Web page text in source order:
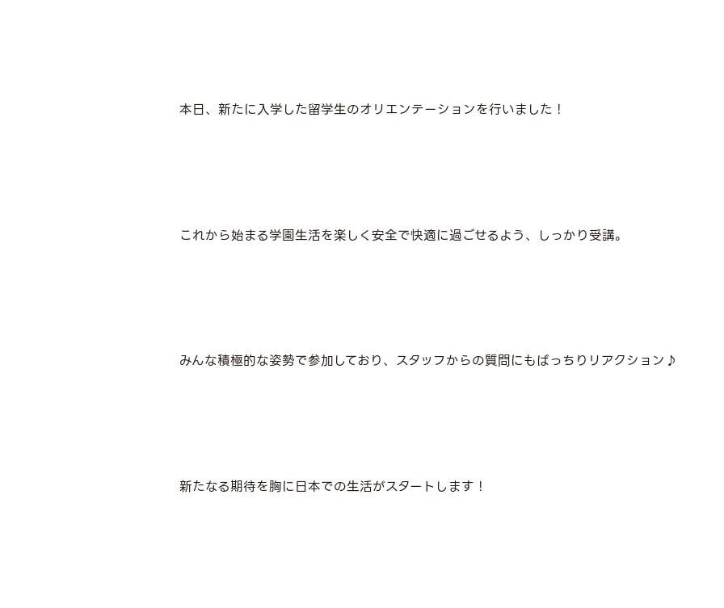
本日、新たに入学した留学生のオリエンテーションを行いました！
これから始まる学園生活を楽しく安全で快適に過ごせるよう、しっかり受講。
みんな積極的な姿勢で参加しており、スタッフからの質問にもばっちりリアクション♪
新たなる期待を胸に日本での生活がスタートします！